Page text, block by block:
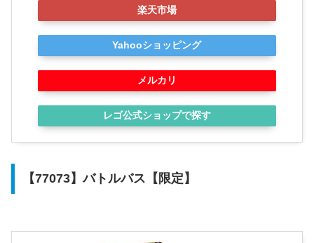
楽天市場
Yahooショッピング
メルカリ
レゴ公式ショップで探す
【77073】バトルバス【限定】